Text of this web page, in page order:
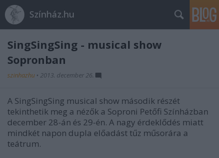
Színház.hu
SingSingSing - musical show
Sopronban
szinhazhu • 2013. december 26.
A SingSingSing musical show második részét
tekinthetik meg a nézők a Soproni Petőfi Színházban
december 28-án és 29-én. A nagy érdeklődés miatt
mindkét napon dupla előadást tűz műsorára a
teátrum.